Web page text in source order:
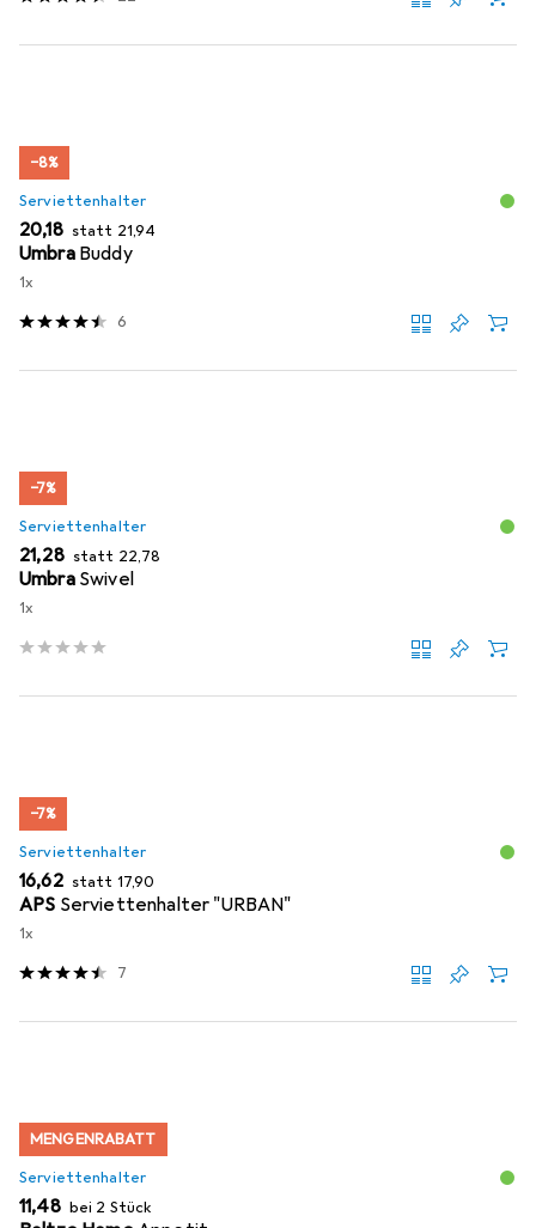
−8%
Serviettenhalter
EUR
20,18 statt EUR
21,94
Umbra Buddy
1x
6
−7%
Serviettenhalter
EUR
21,28 statt EUR
22,78
Umbra Swivel
1x
−7%
Serviettenhalter
EUR
16,62 statt EUR
17,90
APS Serviettenhalter "URBAN"
1x
7
MENGENRABATT
Serviettenhalter
EUR
11,48 bei 2 Stück